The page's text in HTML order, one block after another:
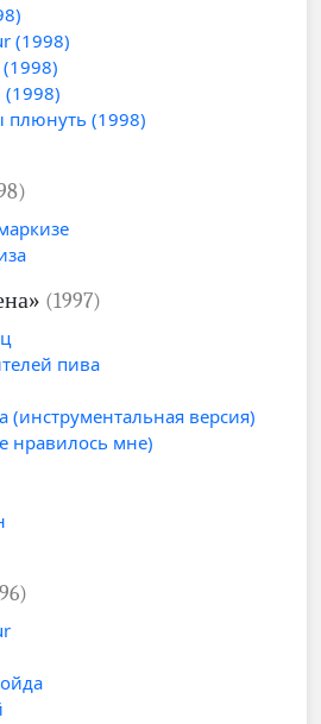
(1998)
(1998)
(1998)
(1997)
пива
версия)
нравилось мне)